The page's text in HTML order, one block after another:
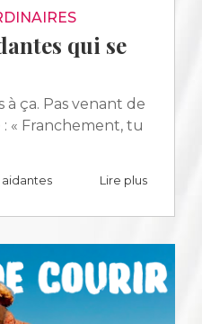
qui se
ça. Pas venant de
« Franchement, tu
Lire plus